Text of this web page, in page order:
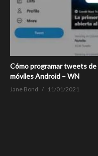
Cómo programar tweets
móviles Android – WN
Jane Bond 11/01/2021